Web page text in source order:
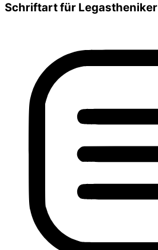
Schriftart für Legastheniker